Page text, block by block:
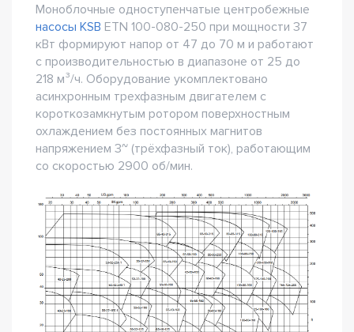
Моноблочные одноступенчатые центробежные
насосы KSB ETN 100-080-250 при мощности 37
кВт формируют напор от 47 до 70 м и работают
с производительностью в диапазоне от 25 до
218 м³/ч. Оборудование укомплектовано
асинхронным трехфазным двигателем с
короткозамкнутым ротором поверхностным
охлаждением без постоянных магнитов
напряжением 3~ (трёхфазный ток), работающим
со скоростью 2900 об/мин.